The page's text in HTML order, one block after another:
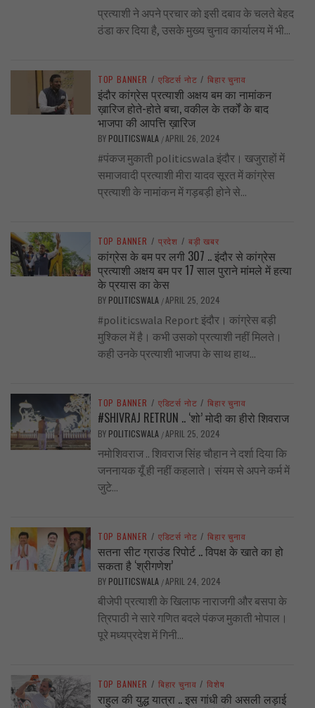
प्रत्याशी ने अपने प्रचार को इसी दबाव के चलते बेहद
ठंडा कर दिया है, उसके मुख्य चुनाव कार्यालय में भी...
TOP BANNER / एडिटर्स नोट / बिहार चुनाव
इंदौर कांग्रेस प्रत्याशी अक्षय बम का नामांकन
ख़ारिज होते-होते बचा, वकील के तर्कों के बाद
भाजपा की आपत्ति ख़ारिज
BY POLITICSWALA /APRIL 26, 2024
#पंकज मुकाती politicswala इंदौर। खजुराहों में
समाजवादी प्रत्याशी मीरा यादव सूरत में कांग्रेस
प्रत्याशी के नामांकन में गड़बड़ी होने से...
TOP BANNER / प्रदेश / बड़ी खबर
कांग्रेस के बम पर लगी 307 .. इंदौर से कांग्रेस
प्रत्याशी अक्षय बम पर 17 साल पुराने मांमले में हत्या
के प्रयास का केस
BY POLITICSWALA /APRIL 25, 2024
#politicswala Report इंदौर। कांग्रेस बड़ी
मुश्किल में है। कभी उसको प्रत्याशी नहीं मिलते।
कही उनके प्रत्याशी भाजपा के साथ हाथ...
TOP BANNER / एडिटर्स नोट / बिहार चुनाव
#SHIVRAJ RETRUN .. ‘शो’ मोदी का हीरो शिवराज
BY POLITICSWALA /APRIL 25, 2024
नमोशिवराज .. शिवराज सिंह चौहान ने दर्शा दिया कि
जननायक यूँ ही नहीं कहलाते। संयम से अपने कर्म में
जुटे...
TOP BANNER / एडिटर्स नोट / बिहार चुनाव
सतना सीट ग्राउंड रिपोर्ट .. विपक्ष के खाते का हो
सकता है ‘श्रीगणेश’
BY POLITICSWALA /APRIL 24, 2024
बीजेपी प्रत्याशी के खिलाफ नाराजगी और बसपा के
त्रिपाठी ने सारे गणित बदले पंकज मुकाती भोपाल।
पूरे मध्यप्रदेश में गिनी...
TOP BANNER / बिहार चुनाव / विशेष
राहुल की युद्ध यात्रा .. इस गांधी की असली लड़ाई